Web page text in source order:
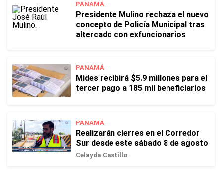
PANAMÁ
Presidente Mulino rechaza el nuevo
concepto de Policía Municipal tras
altercado con exfuncionarios
PANAMÁ
Mides recibirá $5.9 millones para el
tercer pago a 185 mil beneficiarios
PANAMÁ
Realizarán cierres en el Corredor
Sur desde este sábado 8 de agosto
Celayda Castillo